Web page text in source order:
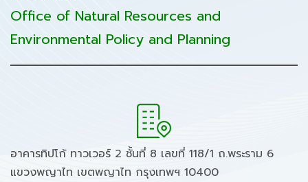
Office of Natural Resources and
Environmental Policy and Planning
อาคารทิปโก้ ทาวเวอร์ 2 ชั้นที่ 8 เลขที่ 118/1 ถ.พระราม 6
แขวงพญาไท เขตพญาไท กรุงเทพฯ 10400